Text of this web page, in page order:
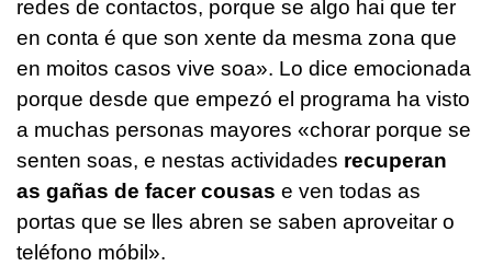
redes de contactos, porque se algo hai que ter
en conta é que son xente da mesma zona que
en moitos casos vive soa». Lo dice emocionada
porque desde que empezó el programa ha visto
a muchas personas mayores «chorar porque se
senten soas, e nestas actividades recuperan
as gañas de facer cousas e ven todas as
portas que se lles abren se saben aproveitar o
teléfono móbil».